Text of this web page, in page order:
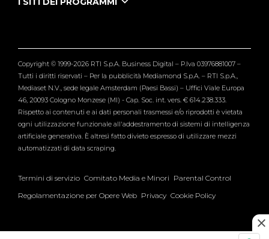
Verissimo
Copyright © 1999-2026 RTI S.p.A. Business Digital – P.Iva 03976881007 –
Tutti i diritti riservati – Per la pubblicità Mediamond S.p.A. – RTI S.p.A.,
Mediaset N.V., sede legale Amsterdam (Paesi Bassi) – Uffici Viale Europa
46, 20093 Cologno Monzese (MI) - Cap. Soc. int. vers. € 614.238.333.
Rispetto ai contenuti e ai dati personali trasmessi e/o riprodotti è vietata
ogni utilizzazione funzionale all'addestramento di sistemi di intelligenza
artificiale generativa. È altresì fatto divieto espresso di utilizzare mezzi
automatizzati di data scraping.
Termini di servizio Comitato Media e Minori Parental Control
Regolamentazione per Opere Web Privacy Cookie Policy